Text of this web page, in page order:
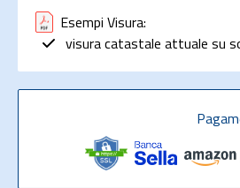
Esempi Visura:
visura catastale attuale su